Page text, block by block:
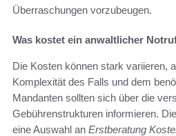
Überraschungen vorzubeugen.
Was kostet ein anwaltlicher
Die Kosten können stark variieren,
Komplexität des Falls und dem
Mandanten sollten sich über die
Gebührenstrukturen informieren.
eine Auswahl an Erstberatung